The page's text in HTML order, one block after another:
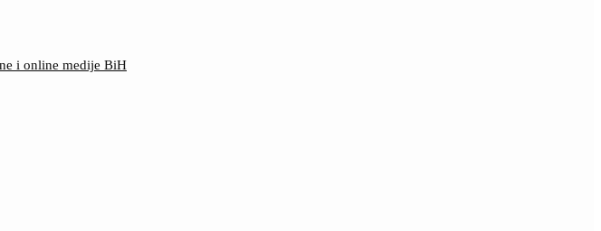
i online medije BiH